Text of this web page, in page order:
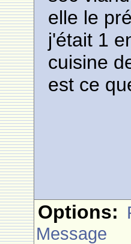
elle le
j'était 1
cuisine
est ce
Options:
Message